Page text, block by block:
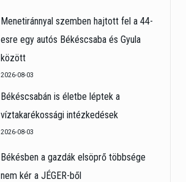
Menetiránnyal szemben hajtott fel a 44-
esre egy autós Békéscsaba és Gyula
között
2026-08-03
Békéscsabán is életbe léptek a
víztakarékossági intézkedések
2026-08-03
Békésben a gazdák elsöprő többsége
nem kér a JÉGER-ből